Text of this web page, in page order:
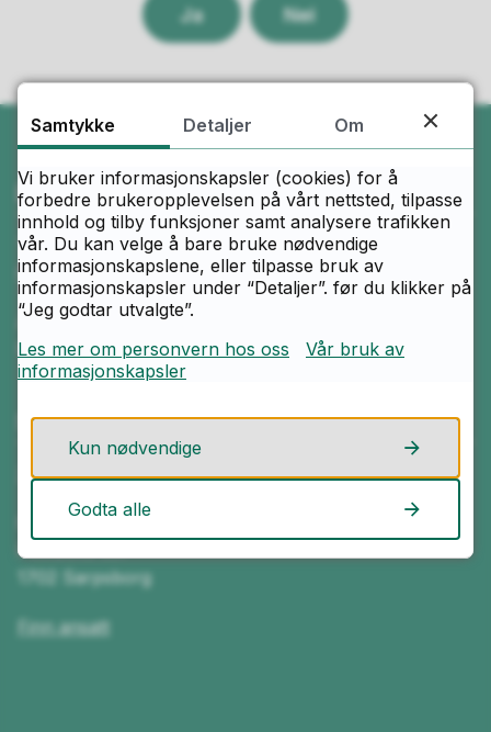
Ja Nei
Ring oss
Telefon
69 16 24 00
Åpningstider
Mandag–fredag kl. 07.30–15.15
Skriv til oss
Send e-post
St.Olav videregående skole
Postboks 357
1702 Sarpsborg
Finn ansatt
Samtykke Detaljer Om
Vi bruker informasjonskapsler (cookies) for å
forbedre brukeropplevelsen på vårt nettsted, tilpasse
innhold og tilby funksjoner samt analysere trafikken
vår. Du kan velge å bare bruke nødvendige
informasjonskapslene, eller tilpasse bruk av
informasjonskapsler under “Detaljer”. før du klikker på
“Jeg godtar utvalgte”.
Les mer om personvern hos oss
Vår bruk av
informasjonskapsler
Kun nødvendige
Godta alle